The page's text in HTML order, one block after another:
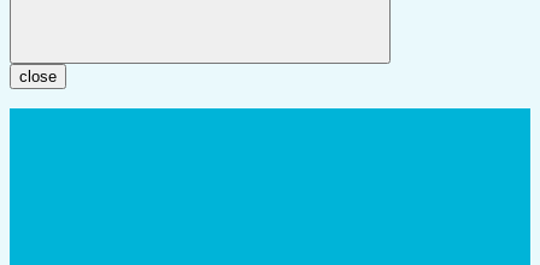
close